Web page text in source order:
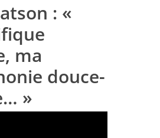
: «
ma
douce-
»